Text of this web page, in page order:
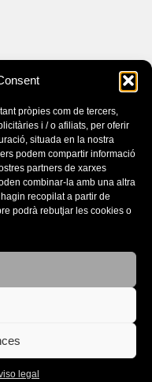
pròpies com de tercers,
i / o afiliats, per oferir
situada en la nostra
podem compartir informació
partners de xarxes
combinar-la amb una altra
recopilat a partir de
podrà rebutjar les cookies o
legal
BORGEN STUDIO